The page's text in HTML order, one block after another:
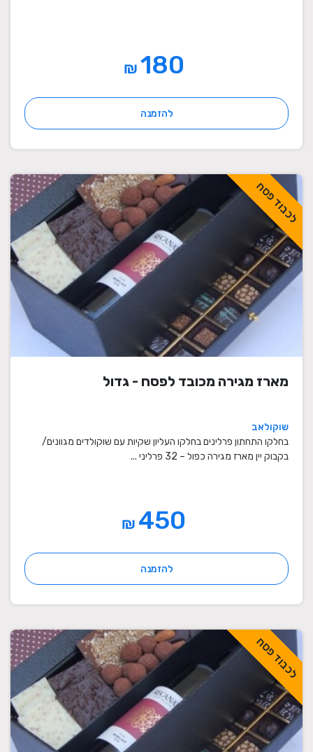
₪
להזמנה
לכבוד פסח
מארז מגירה מכובד לפסח - גדול
שוקולאב
בחלקו התחתון פרלינים בחלקו העליון שקיות עם שוקולדים מגוונים/
בקבוק יין מארז מגירה כפול – 32 פרליני ...
₪
להזמנה
לכבוד פסח